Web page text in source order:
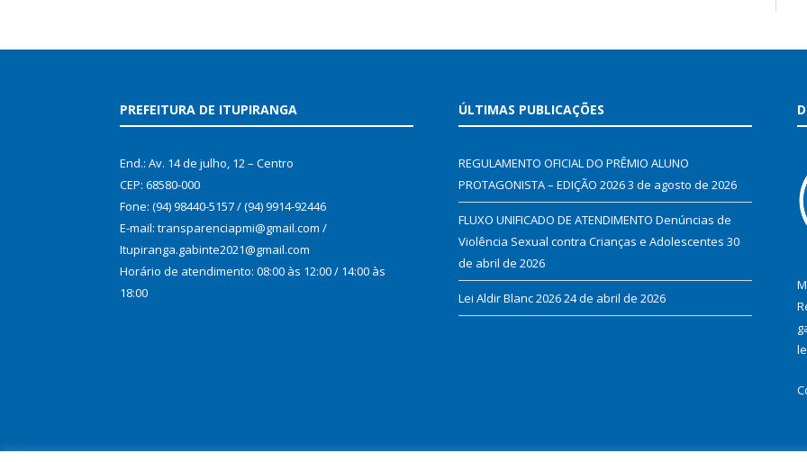
PREFEITURA DE ITUPIRANGA
End.: Av. 14 de julho, 12 – Centro
CEP: 68580-000
Fone: (94) 98440-5157 / (94) 9914-92446
E-mail: transparenciapmi@gmail.com /
Itupiranga.gabinte2021@gmail.com
Horário de atendimento: 08:00 às 12:00 / 14:00 às
18:00
ÚLTIMAS PUBLICAÇÕES
REGULAMENTO OFICIAL DO PRÊMIO ALUNO
PROTAGONISTA – EDIÇÃO 20263 de agosto de 2026
FLUXO UNIFICADO DE ATENDIMENTO Denúncias de
Violência Sexual contra Crianças e Adolescentes 30
de abril de 2026
Lei Aldir Blanc 202624 de abril de 2026